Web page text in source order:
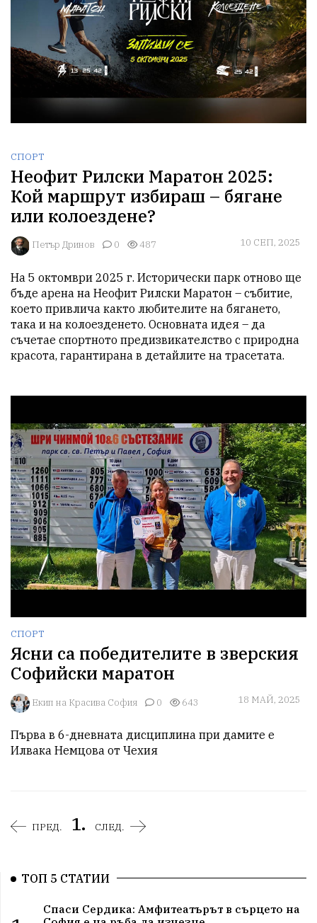
СПОРТ
Неофит Рилски Маратон 2025:
Кой маршрут избираш – бягане
или колоездене?
Петър Дринов 0 487 10 СЕП, 2025
На 5 октомври 2025 г. Исторически парк отново ще
бъде арена на Неофит Рилски Маратон – събитие,
което привлича както любителите на бягането,
така и на колоезденето. Основната идея – да
съчетае спортното предизвикателство с природна
красота, гарантирана в детайлите на трасетата.
СПОРТ
Ясни са победителите в зверския
Софийски маратон
Екип на Красива София 0 643 18 МАЙ, 2025
Първа в 6-дневната дисциплина при дамите е
Илвака Немцова от Чехия
ПРЕД. 1. СЛЕД.
ТОП 5 СТАТИИ
Спаси Сердика: Амфитеатърът в сърцето на